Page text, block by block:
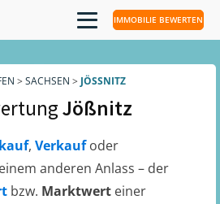
IMMOBILIE BEWERTEN
> SACHSEN > JÖSSNITZ
Jößnitz
, Verkaufoder
anderen Anlass – der
bzw. Marktwert einer